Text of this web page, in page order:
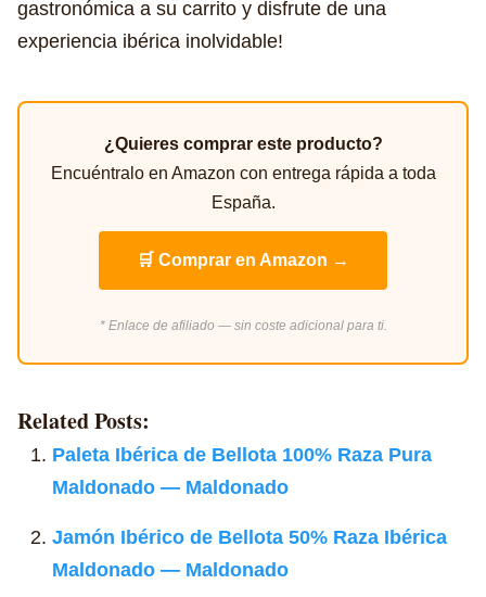
gastronómica a su carrito y disfrute de una
experiencia ibérica inolvidable!
¿Quieres comprar este producto?
Encuéntralo en Amazon con entrega rápida a toda
España.
🛒 Comprar en Amazon →
* Enlace de afiliado — sin coste adicional para ti.
Related Posts:
Paleta Ibérica de Bellota 100% Raza Pura
Maldonado — Maldonado
Jamón Ibérico de Bellota 50% Raza Ibérica
Maldonado — Maldonado